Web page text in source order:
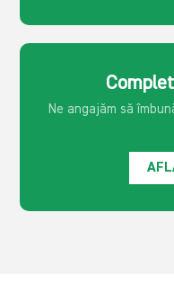
Ne angajăm să